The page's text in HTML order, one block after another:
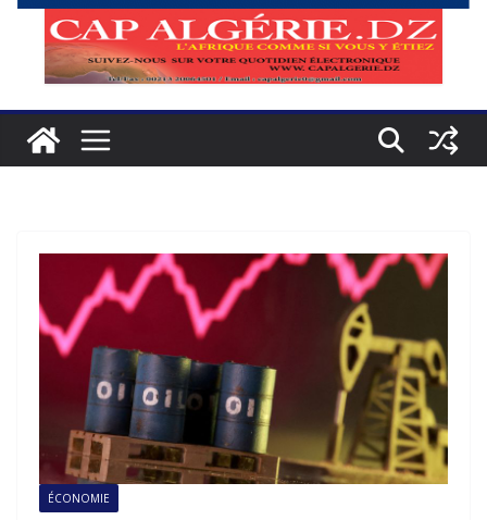
ÉCONOMIE